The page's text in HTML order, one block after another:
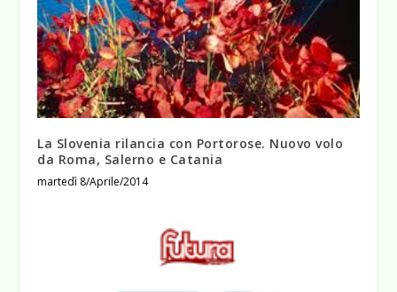
La Slovenia rilancia con Portorose. Nuovo volo
da Roma, Salerno e Catania
martedì 8/Aprile/2014